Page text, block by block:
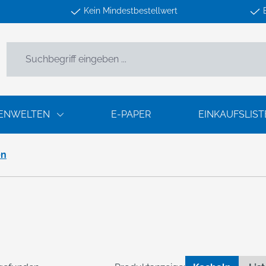
Kein Mindestbestellwert
E-PAPER